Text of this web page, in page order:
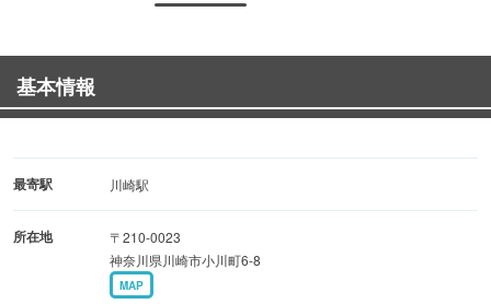
基本情報
最寄駅 川崎駅
所在地
〒210-0023
神奈川県川崎市小川町6-8
MAP